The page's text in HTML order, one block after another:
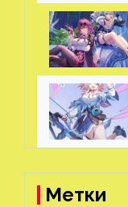
Метки